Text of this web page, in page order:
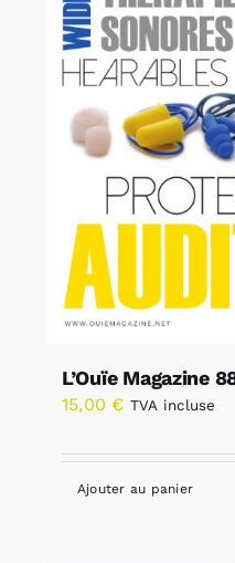
L’Ouïe Magazine
15,00 € TVA incluse
Ajouter au panier